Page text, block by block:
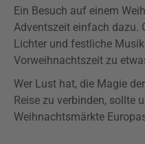
Ein Besuch auf einem
Adventszeit einfach dazu.
Lichter und festliche
Vorweihnachtszeit zu
Wer Lust hat, die Magie
Reise zu verbinden, sollte
Weihnachtsmärkte